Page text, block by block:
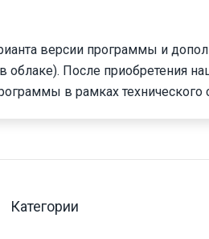
версии программы и
После приобретения
в рамках технического
Категории